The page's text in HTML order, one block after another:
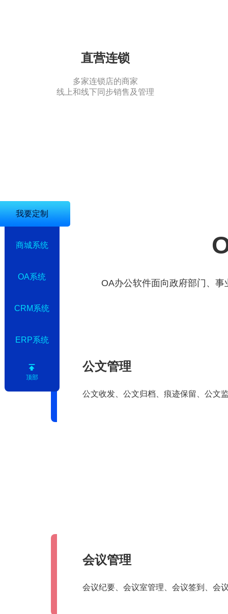
直营连锁
多家连锁店的商家
线上和线下同步销售及管理
OA办公软件面向政府部门、
公文管理
公文收发、公文归档、痕迹保留、公文
会议管理
会议纪要、会议室管理、会议签到、会
我要定制
商城系统
OA系统
CRM系统
ERP系统
顶部